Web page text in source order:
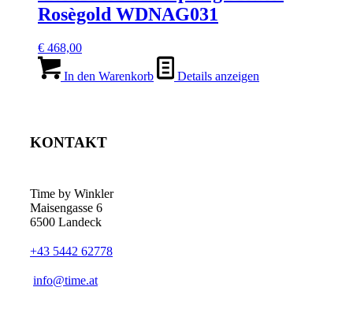
Rosègold WDNAG031
€ 468,00
In den Warenkorb Details anzeigen
KONTAKT
Time by Winkler
Maisengasse 6
6500 Landeck
+43 5442 62778
­info@time.at